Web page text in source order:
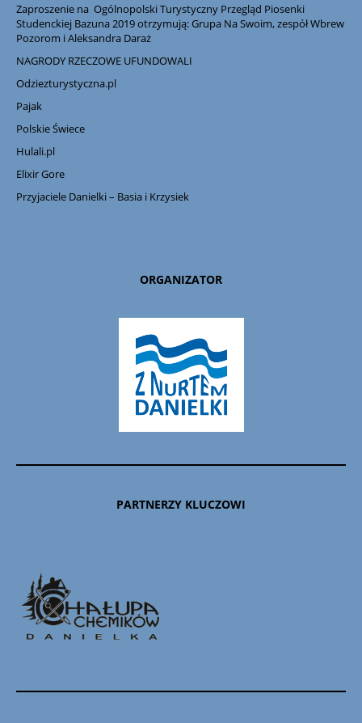
Zaproszenie na Ogólnopolski Turystyczny Przegląd Piosenki
Studenckiej Bazuna 2019 otrzymują: Grupa Na Swoim, zespół Wbrew
Pozorom i Aleksandra Daraż
NAGRODY RZECZOWE UFUNDOWALI
Odziezturystyczna.pl
Pajak
Polskie Świece
Hulali.pl
Elixir Gore
Przyjaciele Danielki – Basia i Krzysiek
ORGANIZATOR
PARTNERZY KLUCZOWI